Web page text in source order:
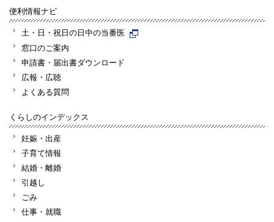
便利情報ナビ
土・日・祝日の日中の当番医
窓口のご案内
申請書・届出書ダウンロード
広報・広聴
よくある質問
くらしのインデックス
妊娠・出産
子育て情報
結婚・離婚
引越し
ごみ
仕事・就職